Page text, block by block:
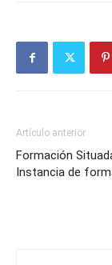
Artículo anterior
Formación
Instancia de